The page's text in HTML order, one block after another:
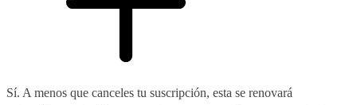
Sí. A menos que canceles tu suscripción, esta se renovará